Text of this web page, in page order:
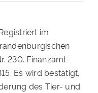
im
230. Finanzamt
Es wird bestätigt,
des Tier- und